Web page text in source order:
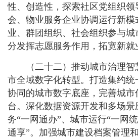
性、创造性，探索社区党组织
会、物业服务企业协调运行新模
业、群团组织、社会组织参与
分发挥志愿服务作用，拓宽新就
（二十二）推动城市治理
市全域数字化转型。打造集约
协同的城市数字底座，完善城
台。深化数据资源开发和多场景
务“一网通办”、城市运行“一网
通享”。加强城市建设档案管理